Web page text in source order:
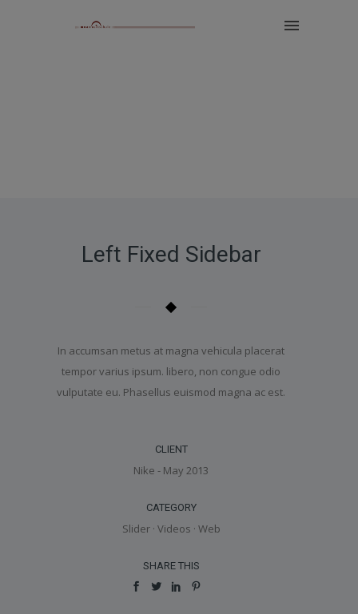
Left Fixed Sidebar
In accumsan metus at magna vehicula placerat
tempor varius ipsum. libero, non congue odio
vulputate eu. Phasellus euismod magna ac est.
CLIENT
Nike - May 2013
CATEGORY
Slider· Videos · Web
SHARE THIS